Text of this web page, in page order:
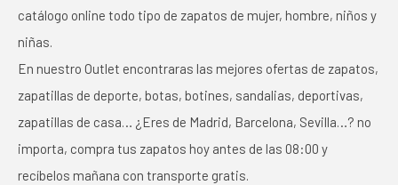
catálogo online todo tipo de zapatos de mujer, hombre, niños y
niñas.
En nuestro Outlet encontraras las mejores ofertas de zapatos,
zapatillas de deporte, botas, botines, sandalias, deportivas,
zapatillas de casa… ¿Eres de Madrid, Barcelona, Sevilla…? no
importa, compra tus zapatos hoy antes de las 08:00 y
recíbelos mañana con transporte gratis.